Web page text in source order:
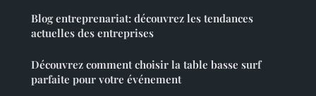
Blog entreprenariat: découvrez les tendances
actuelles des entreprises
Découvrez comment choisir la table basse surf
parfaite pour votre événement